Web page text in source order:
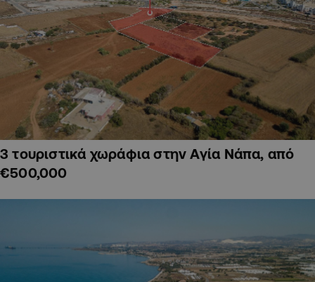
3 τουριστικά χωράφια στην Αγία Νάπα, από
€500,000